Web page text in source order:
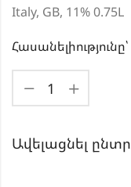
Italy, GB, 11% 0.75L
Հասանելիությունը՝
Ավելացնել